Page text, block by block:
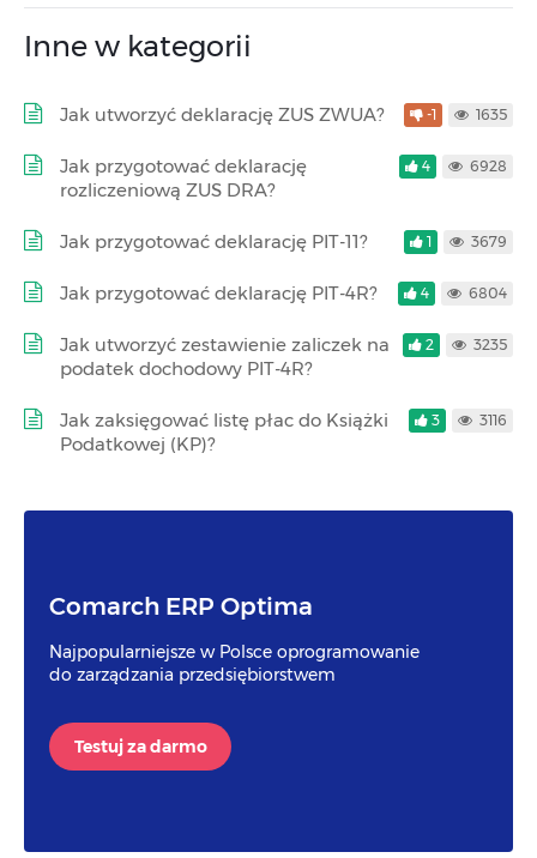
Inne w kategorii
Jak utworzyć deklarację ZUS ZWUA? -1 1635
Jak przygotować deklarację
rozliczeniową ZUS DRA?
4 6928
Jak przygotować deklarację PIT-11? 1 3679
Jak przygotować deklarację PIT-4R? 4 6804
Jak utworzyć zestawienie zaliczek na
podatek dochodowy PIT-4R?
2 3235
Jak zaksięgować listę płac do Książki
Podatkowej (KP)?
3 3116
Comarch ERP Optima
Najpopularniejsze w Polsce oprogramowanie
do zarządzania przedsiębiorstwem
Testuj za darmo